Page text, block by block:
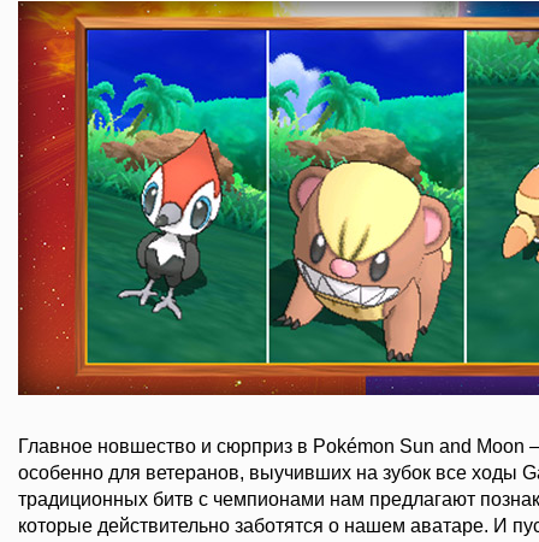
Главное новшество и сюрприз в Pokémon Sun and Moon
особенно для ветеранов, выучивших на зубок все ходы
традиционных битв с чемпионами нам предлагают
которые действительно заботятся о нашем аватаре. И